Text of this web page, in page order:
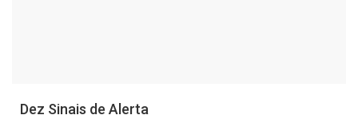
Dez Sinais de Alerta